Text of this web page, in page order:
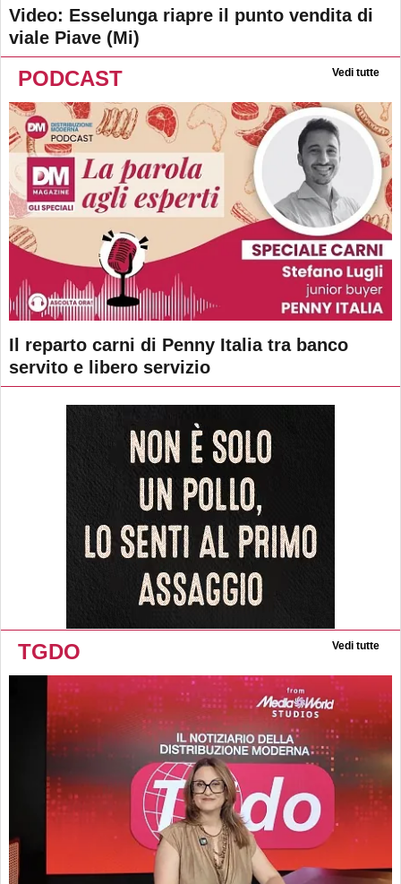
Video: Esselunga riapre il punto vendita di
viale Piave (Mi)
PODCAST Vedi tutte
Il reparto carni di Penny Italia tra banco
servito e libero servizio
TGDO Vedi tutte